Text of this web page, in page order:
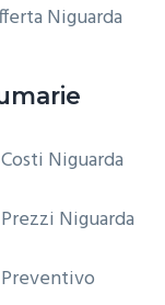
Niguarda
Niguarda
Niguarda
Preventivo